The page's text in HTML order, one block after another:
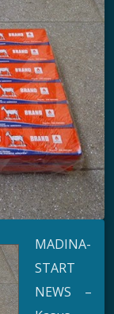
MADINA-
START
NEWS –